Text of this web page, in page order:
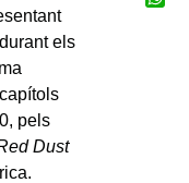
els
pels
Dust